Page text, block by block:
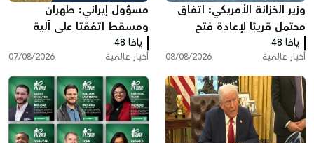
وزير الخزانة الأمريكي: اتفاق
محتمل قريبًا لإعادة فتح
مضيق هرمز وخفض أسعار
الطاقة
يافا 48
أخبار عالمية 08/08/2026
مسؤول إيراني: طهران
ومسقط اتفقتا على آلية
لعبور مضيق هرمز تتضمن
رسوم خدماتية
يافا 48
أخبار عالمية 07/08/2026